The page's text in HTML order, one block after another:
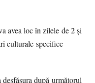
avealocîn zilele de 2și
culturale specifice
desfășura după următorul